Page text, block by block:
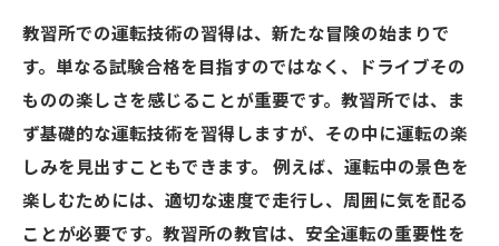
教習所での運転技術の習得は、新たな冒険の始まりで
す。単なる試験合格を目指すのではなく、ドライブその
ものの楽しさを感じることが重要です。教習所では、ま
ず基礎的な運転技術を習得しますが、その中に運転の楽
しみを見出すこともできます。 例えば、運転中の景色を
楽しむためには、適切な速度で走行し、周囲に気を配る
ことが必要です。教習所の教官は、安全運転の重要性を